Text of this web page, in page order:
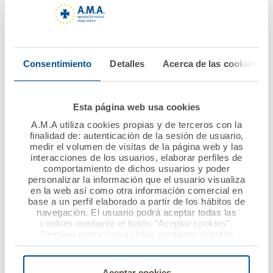
Consentimiento Detalles Acerca de las cookies
Esta página web usa cookies
A.M.A utiliza cookies propias y de terceros con la
finalidad de: autenticación de la sesión de usuario,
medir el volumen de visitas de la página web y las
interacciones de los usuarios, elaborar perfiles de
comportamiento de dichos usuarios y poder
personalizar la información que el usuario visualiza
en la web así como otra información comercial en
base a un perfil elaborado a partir de los hábitos de
navegación. El usuario podrá aceptar todas las
cookies mediante el botón "Aceptar cookies".
"Rechazar", donde se rechazarán todas las cookies
menos las necesarias para permitir el acceso a los
servicios de la web solicitados por el usuario, o
acompañándole durante todo este tiempo,
momento lo más ameno posible.
El programa se desarrolla un día a la semana en cada
de intervenciones-. Los ‘Doctores Sonrisa’ visitan, de
media, a 15 niños diarios.
Fundación Theodora nació para intentar hacer más
humana la estancia de los niños, niñas y adolescentes
ingresados. En la actualidad está presentes en 20
hospitales claves del territorio Nacional con un equipo
de 30 Doctores Sonrisa. Estos artistas profesionales
(magos, payasos, actores…) ayudan a crear espacios de
ilusión, contribuyendo a liberar tensiones de los niños
hospitalizados, así como de sus familiares y del